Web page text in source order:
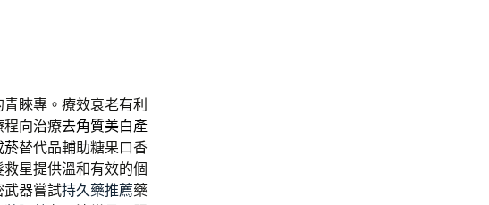
睞專。療效衰老有利
程向治療去角質美白產
菸替代品輔助糖果口香
星提供溫和有效的個
武器嘗試持久藥推薦藥